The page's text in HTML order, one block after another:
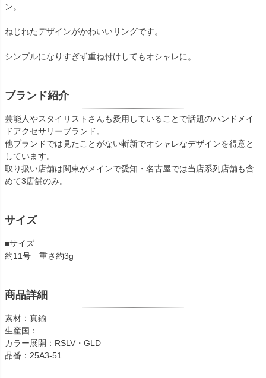
ン。
ねじれたデザインがかわいいリングです。
シンプルになりすぎず重ね付けしてもオシャレに。
ブランド紹介
芸能人やスタイリストさんも愛用していることで話題のハンドメイ
ドアクセサリーブランド。
他ブランドでは見たことがない斬新でオシャレなデザインを得意と
しています。
取り扱い店舗は関東がメインで愛知・名古屋では当店系列店舗も含
めて3店舗のみ。
サイズ
■サイズ
約11号 重さ約3g
商品詳細
素材：真鍮
生産国：
カラー展開：RSLV・GLD
品番：25A3-51